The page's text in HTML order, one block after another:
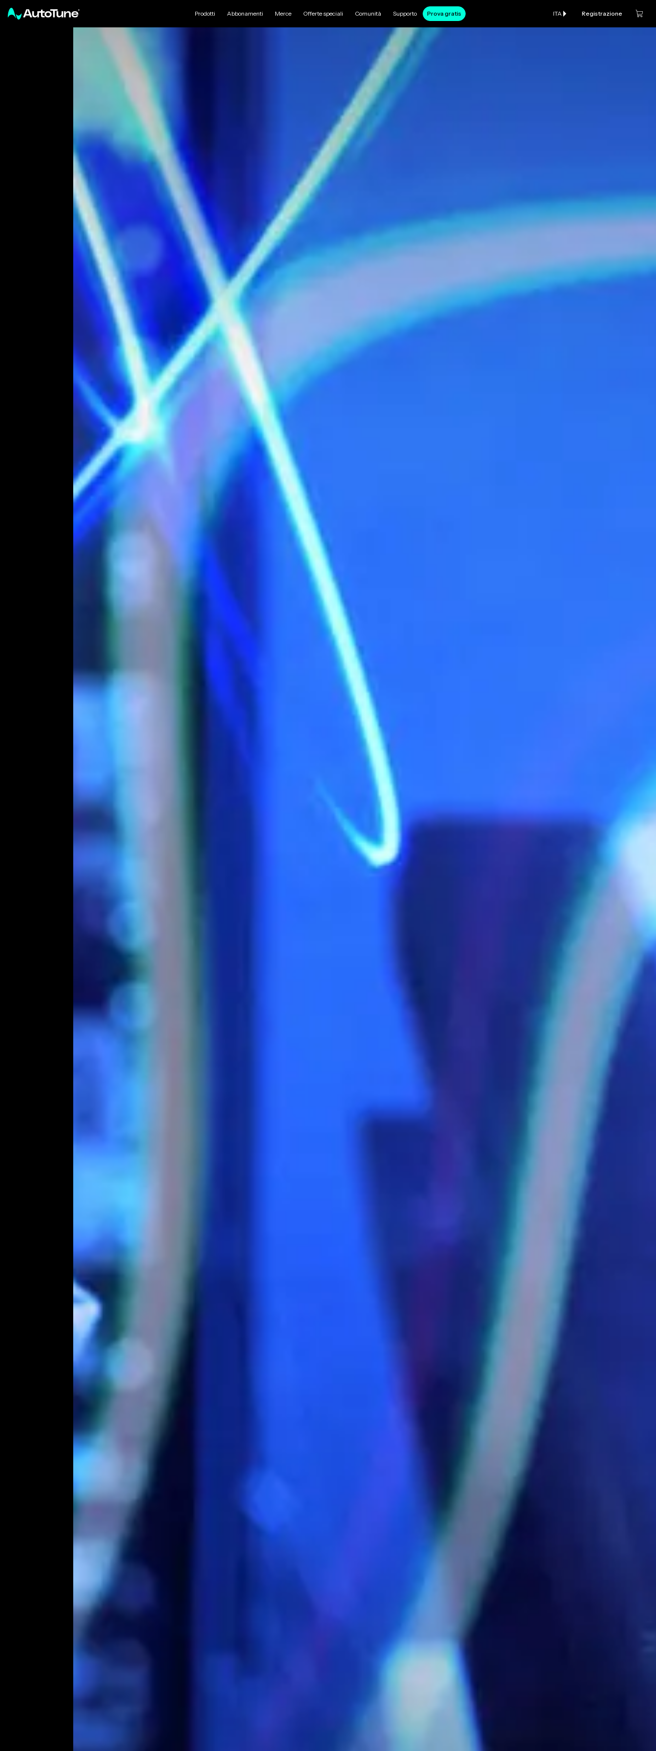
Prodotti Abbonamenti Merce Offerte speciali Comunità Supporto Prova gratis ITA Registrazione